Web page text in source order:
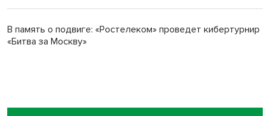
В память о подвиге: «Ростелеком» проведет кибертурнир
«Битва за Москву»